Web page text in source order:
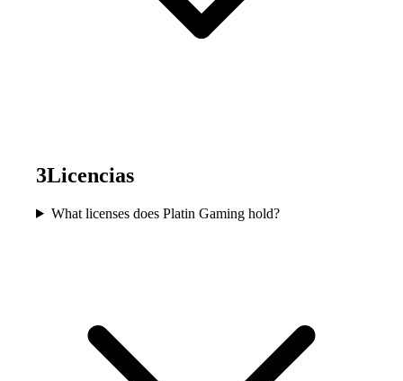
3Licencias
What licenses does Platin Gaming hold?